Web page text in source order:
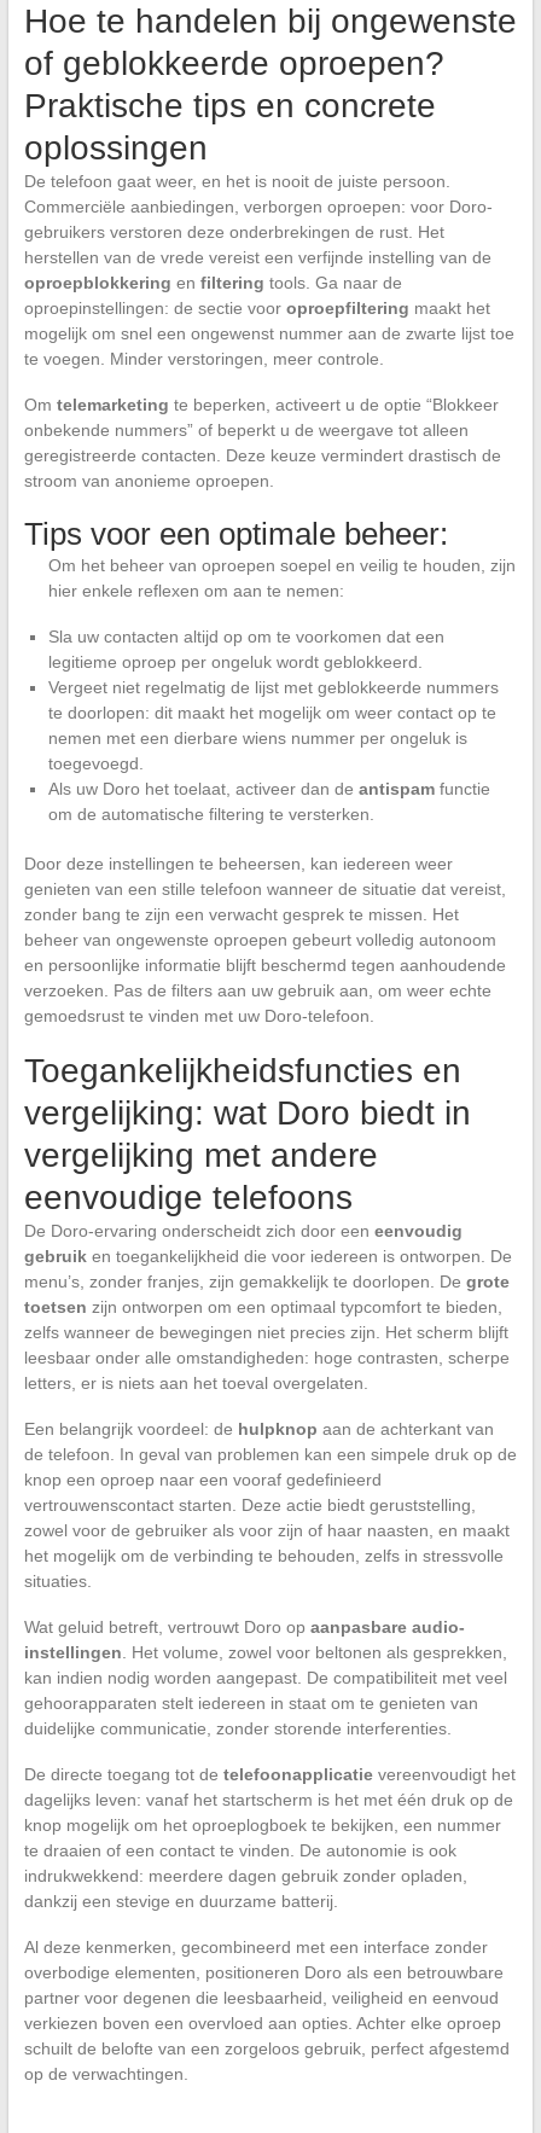
Hoe te handelen bij ongewenste
of geblokkeerde oproepen?
Praktische tips en concrete
oplossingen
De telefoon gaat weer, en het is nooit de juiste persoon.
Commerciële aanbiedingen, verborgen oproepen: voor Doro-
gebruikers verstoren deze onderbrekingen de rust. Het
herstellen van de vrede vereist een verfijnde instelling van de
oproepblokkering en filtering tools. Ga naar de
oproepinstellingen: de sectie voor oproepfiltering maakt het
mogelijk om snel een ongewenst nummer aan de zwarte lijst toe
te voegen. Minder verstoringen, meer controle.
Om telemarketing te beperken, activeert u de optie “Blokkeer
onbekende nummers” of beperkt u de weergave tot alleen
geregistreerde contacten. Deze keuze vermindert drastisch de
stroom van anonieme oproepen.
Tips voor een optimale beheer:
Om het beheer van oproepen soepel en veilig te houden, zijn
hier enkele reflexen om aan te nemen:
Sla uw contacten altijd op om te voorkomen dat een
legitieme oproep per ongeluk wordt geblokkeerd.
Vergeet niet regelmatig de lijst met geblokkeerde nummers
te doorlopen: dit maakt het mogelijk om weer contact op te
nemen met een dierbare wiens nummer per ongeluk is
toegevoegd.
Als uw Doro het toelaat, activeer dan de antispamfunctie
om de automatische filtering te versterken.
Door deze instellingen te beheersen, kan iedereen weer
genieten van een stille telefoon wanneer de situatie dat vereist,
zonder bang te zijn een verwacht gesprek te missen. Het
beheer van ongewenste oproepen gebeurt volledig autonoom
en persoonlijke informatie blijft beschermd tegen aanhoudende
verzoeken. Pas de filters aan uw gebruik aan, om weer echte
gemoedsrust te vinden met uw Doro-telefoon.
Toegankelijkheidsfuncties en
vergelijking: wat Doro biedt in
vergelijking met andere
eenvoudige telefoons
De Doro-ervaring onderscheidt zich door een eenvoudig
gebruiken toegankelijkheid die voor iedereen is ontworpen. De
menu’s, zonder franjes, zijn gemakkelijk te doorlopen. De grote
toetsen zijn ontworpen om een optimaal typcomfort te bieden,
zelfs wanneer de bewegingen niet precies zijn. Het scherm blijft
leesbaar onder alle omstandigheden: hoge contrasten, scherpe
letters, er is niets aan het toeval overgelaten.
Een belangrijk voordeel: de hulpknop aan de achterkant van
de telefoon. In geval van problemen kan een simpele druk op de
knop een oproep naar een vooraf gedefinieerd
vertrouwenscontact starten. Deze actie biedt geruststelling,
zowel voor de gebruiker als voor zijn of haar naasten, en maakt
het mogelijk om de verbinding te behouden, zelfs in stressvolle
situaties.
Wat geluid betreft, vertrouwt Doro op aanpasbare audio-
instellingen . Het volume, zowel voor beltonen als gesprekken,
kan indien nodig worden aangepast. De compatibiliteit met veel
gehoorapparaten stelt iedereen in staat om te genieten van
duidelijke communicatie, zonder storende interferenties.
De directe toegang tot de telefoonapplicatievereenvoudigt het
dagelijks leven: vanaf het startscherm is het met één druk op de
knop mogelijk om het oproeplogboek te bekijken, een nummer
te draaien of een contact te vinden. De autonomie is ook
indrukwekkend: meerdere dagen gebruik zonder opladen,
dankzij een stevige en duurzame batterij.
Al deze kenmerken, gecombineerd met een interface zonder
overbodige elementen, positioneren Doro als een betrouwbare
partner voor degenen die leesbaarheid, veiligheid en eenvoud
verkiezen boven een overvloed aan opties. Achter elke oproep
schuilt de belofte van een zorgeloos gebruik, perfect afgestemd
op de verwachtingen.